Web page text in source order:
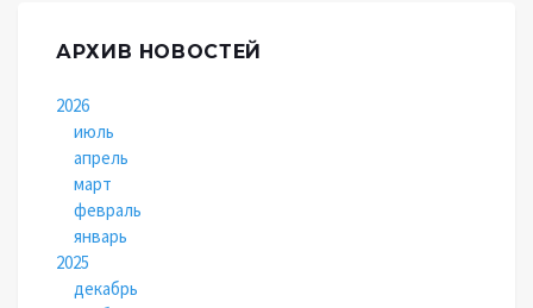
АРХИВ НОВОСТЕЙ
2026
июль
апрель
март
февраль
январь
2025
декабрь